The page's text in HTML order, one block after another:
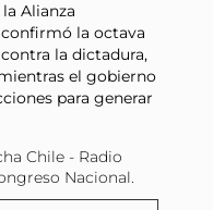
Alianza
la octava
la dictadura,
el gobierno
para generar
Chile - Radio
Nacional.